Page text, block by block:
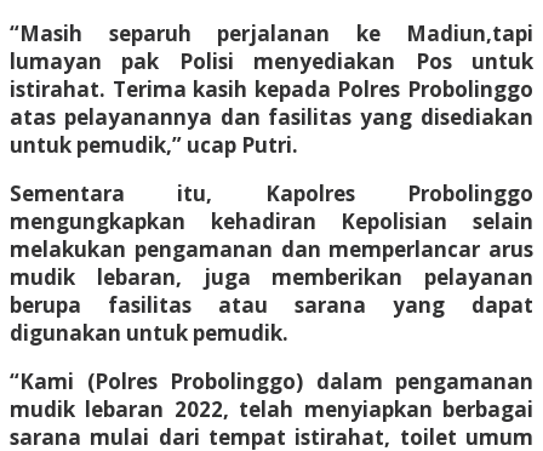
“Masih separuh perjalanan ke Madiun,tapi
lumayan pak Polisi menyediakan Pos untuk
istirahat. Terima kasih kepada Polres Probolinggo
atas pelayanannya dan fasilitas yang disediakan
untuk pemudik,” ucap Putri.
Sementara itu, Kapolres Probolinggo
mengungkapkan kehadiran Kepolisian selain
melakukan pengamanan dan memperlancar arus
mudik lebaran, juga memberikan pelayanan
berupa fasilitas atau sarana yang dapat
digunakan untuk pemudik.
“Kami (Polres Probolinggo) dalam pengamanan
mudik lebaran 2022, telah menyiapkan berbagai
sarana mulai dari tempat istirahat, toilet umum